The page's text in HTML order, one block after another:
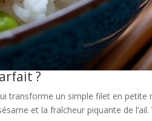
?
transforme un simple filet en petite
et la fraîcheur piquante de l’ail.